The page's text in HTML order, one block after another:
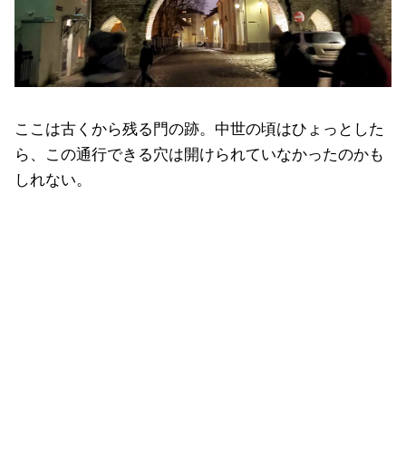
ここは古くから残る門の跡。中世の頃はひょっとした
ら、この通行できる穴は開けられていなかったのかも
しれない。